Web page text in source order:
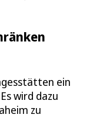
ein
wird dazu
zu